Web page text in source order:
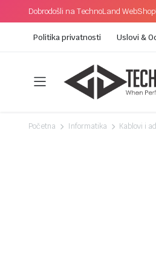
Dobrodošli na TechnoLand WebShop!
Politika privatnosti Uslovi &
Početna Informatika Kablovi i